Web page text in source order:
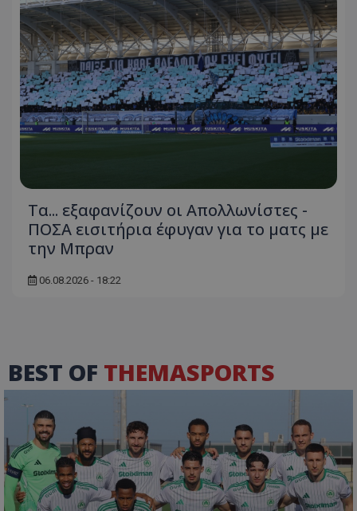
Τα... εξαφανίζουν οι Απολλωνίστες -
ΠΟΣΑ εισιτήρια έφυγαν για το ματς με
την Μπραν
06.08.2026 - 18:22
BEST OF THEMASPORTS